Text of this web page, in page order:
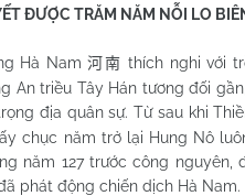
ĐƯỢC TRĂM NĂM NỖI LO
Nam河南 thích nghi với
An triều Tây Hán tương đối
địa quân sự. Từ sau khi
chục năm trở lại Hung Nô
năm 127 trước công nguyên,
phát động chiến dịch Hà Nam.